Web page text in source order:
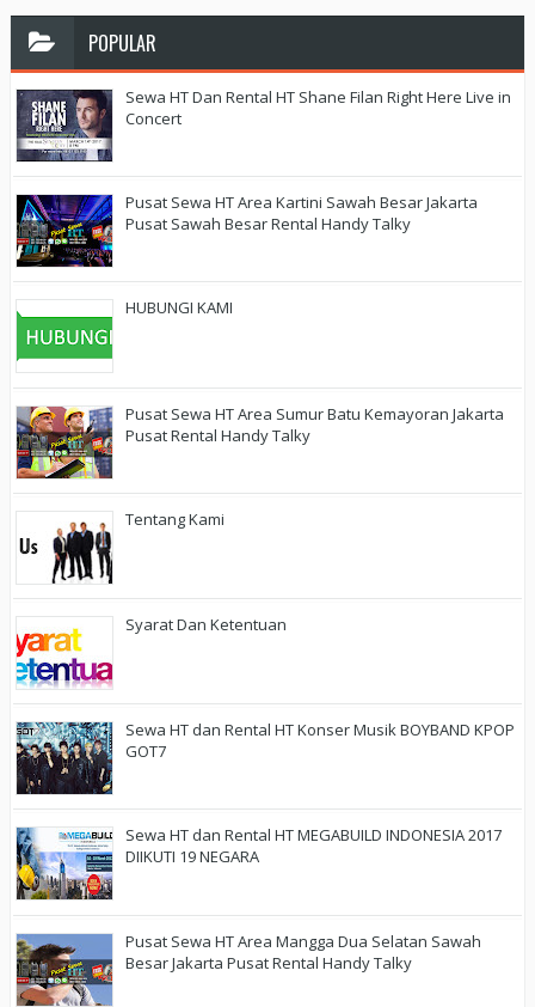
POPULAR
Sewa HT Dan Rental HT Shane Filan Right Here Live in
Concert
Pusat Sewa HT Area Kartini Sawah Besar Jakarta
Pusat Sawah Besar Rental Handy Talky
HUBUNGI KAMI
Pusat Sewa HT Area Sumur Batu Kemayoran Jakarta
Pusat Rental Handy Talky
Tentang Kami
Syarat Dan Ketentuan
Sewa HT dan Rental HT Konser Musik BOYBAND KPOP
GOT7
Sewa HT dan Rental HT MEGABUILD INDONESIA 2017
DIIKUTI 19 NEGARA
Pusat Sewa HT Area Mangga Dua Selatan Sawah
Besar Jakarta Pusat Rental Handy Talky